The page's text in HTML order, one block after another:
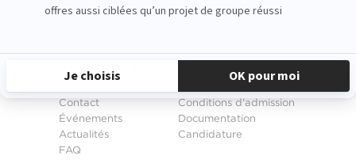
Paris
Amsterdam
Contact
Événements
Actualités
FAQ
Conditions d'admission
Documentation
Candidature